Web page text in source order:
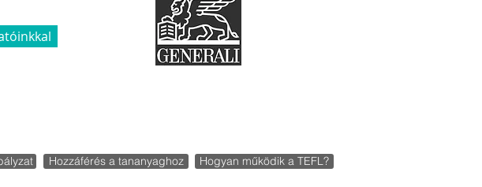
Hozzáférés a tananyaghoz Hogyan működik a TEFL?